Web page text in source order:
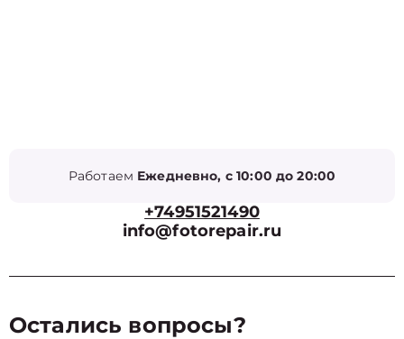
Работаем Ежедневно, с 10:00 до 20:00
+74951521490
info@fotorepair.ru
Остались вопросы?